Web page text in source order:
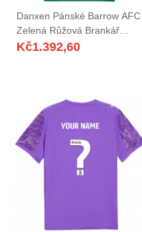
Danxen Pánské Barrow AFC
Zelená Růžová Brankář
Dresy 2025/26 Dres
Kč1.392,60